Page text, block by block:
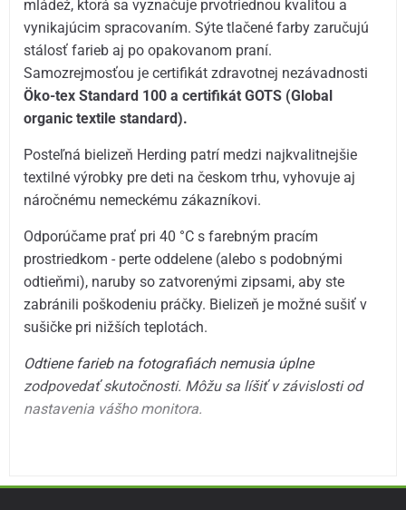
mládež, ktorá sa vyznačuje prvotriednou kvalitou a
vynikajúcim spracovaním. Sýte tlačené farby zaručujú
stálosť farieb aj po opakovanom praní.
Samozrejmosťou je certifikát zdravotnej nezávadnosti
Öko-tex Standard 100 a certifikát GOTS (Global
organic textile standard).
Posteľná bielizeň Herding patrí medzi najkvalitnejšie
textilné výrobky pre deti na českom trhu, vyhovuje aj
náročnému nemeckému zákazníkovi.
Odporúčame prať pri 40 °C s farebným pracím
prostriedkom - perte oddelene (alebo s podobnými
odtieňmi), naruby so zatvorenými zipsami, aby ste
zabránili poškodeniu práčky. Bielizeň je možné sušiť v
sušičke pri nižších teplotách.
Odtiene farieb na fotografiách nemusia úplne
zodpovedať skutočnosti. Môžu sa líšiť v závislosti od
nastavenia vášho monitora.